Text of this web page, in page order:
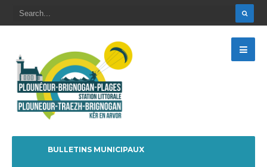
BULLETINS MUNICIPAUX